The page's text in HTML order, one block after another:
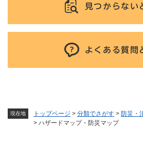
現在地 トップページ > 分類でさがす > 防災・
> ハザードマップ・防災マップ
見つからない
よくある質問